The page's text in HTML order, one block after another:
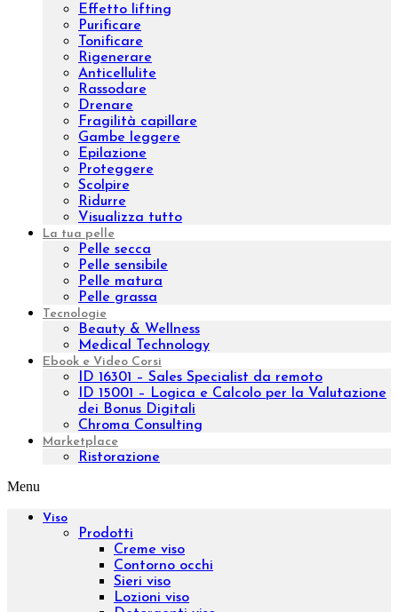
Trattamenti
Brossage H2O
Lissaggio
Sculpture Wrap
Wrap Dren Massage
Velashape
Carbossiterapia
Epilazione laser ad Alessandrite
Benessere
Prodotti
Integratori
Aromaterapia
Kit
Linee
Aromatic natural oil
Aromatic sinergy
Oleum
Trattamenti
Indian Ritual
Esigenza
Nutrire
Idratare
Anti età
Effetto lifting
Purificare
Tonificare
Rigenerare
Anticellulite
Gambe leggere
Epilazione
Proteggere
Scolpire
Ridurre
Visualizza tutto